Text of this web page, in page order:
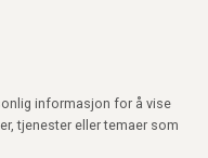
informasjon for å vise
tjenester eller temaer som